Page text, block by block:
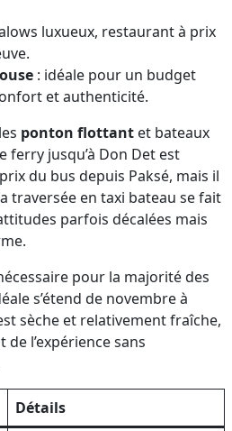
luxueux, restaurant à prix
: idéale pour un budget
et authenticité.
ponton flottant et bateaux
ferry jusqu’à Don Det est
du bus depuis Paksé, mais il
traversée en taxi bateau se fait
parfois décalées mais
pour la majorité des
s’étend de novembre à
sèche et relativement fraîche,
l’expérience sans
Détails